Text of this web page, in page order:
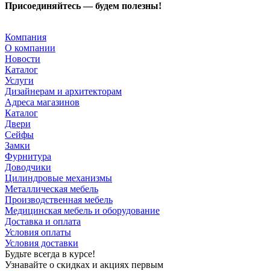
Присоединяйтесь — будем полезны!
Компания
О компании
Новости
Каталог
Услуги
Дизайнерам и архитекторам
Адреса магазинов
Каталог
Двери
Сейфы
Замки
Фурнитура
Доводчики
Цилиндровые механизмы
Металлическая мебель
Производственная мебель
Медицинская мебель и оборудование
Доставка и оплата
Условия оплаты
Условия доставки
Будьте всегда в курсе!
Узнавайте о скидках и акциях первым